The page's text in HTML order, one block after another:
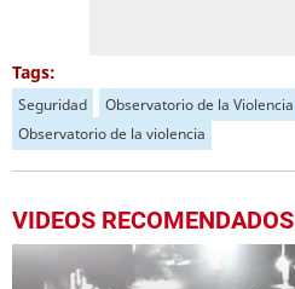
Tags:
Seguridad Observatorio de la Violencia
Observatorio de la violencia
VIDEOS RECOMENDADOS